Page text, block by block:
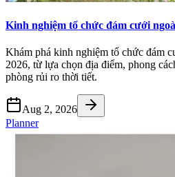
Kinh nghiệm tổ chức đám cưới
Khám phá kinh nghiệm tổ chức đám
2026, từ lựa chọn địa điểm, phong
phòng rủi ro thời tiết.
Aug 2, 2026
Planner